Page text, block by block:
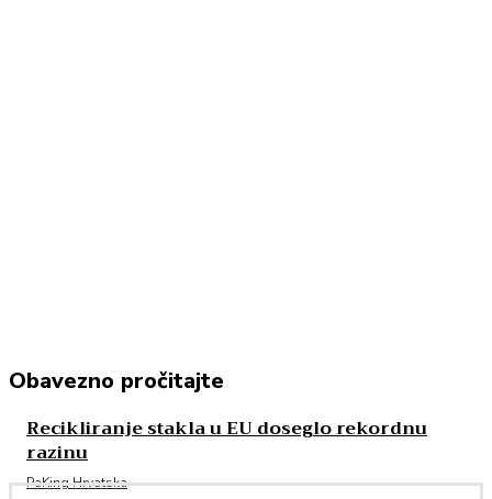
Obavezno pročitajte
Recikliranje stakla u EU doseglo rekordnu
razinu
PaKing Hrvatska